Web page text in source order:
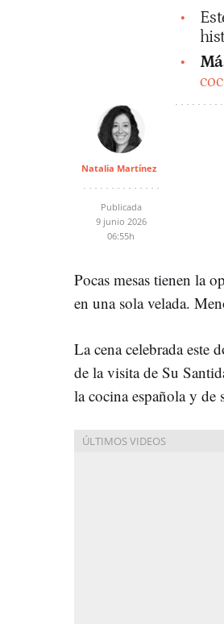
Natalia Martínez
Publicada
9 junio 2026
06:55h
Pocas mesas tienen la
en una sola velada.
La cena celebrada este
de la visita de Su
la cocina española y